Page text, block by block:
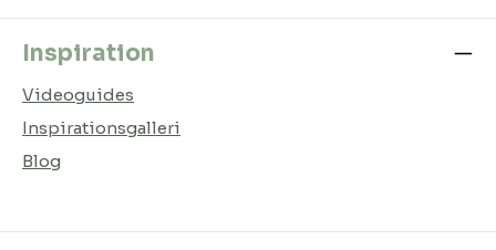
Inspiration
Videoguides
Inspirationsgalleri
Blog